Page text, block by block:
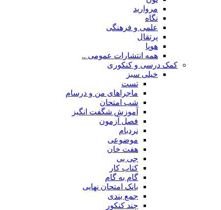
مروارید
نگاه
علمی و فرهنگی
پرتقال
هوپا
همه انتشارات عمومی ..
کمک درسی و کنکوری
خیلی سبز
تست
ماجراهای من و درسام
شب امتحان
آموزش شگفت انگیز
فصل آزمون
نردبام
موضوعی
هفت خان
جی بی
کتاب کار
گام به گام
بانک امتحان نهایی
جمع بندی
چند کنکور